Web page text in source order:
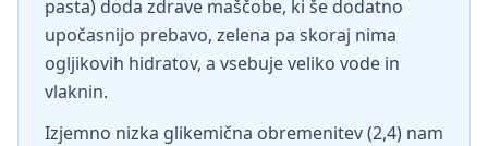
pasta) doda zdrave maščobe, ki še dodatno
upočasnijo prebavo, zelena pa skoraj nima
ogljikovih hidratov, a vsebuje veliko vode in
vlaknin.
Izjemno nizka glikemična obremenitev (2,4) nam